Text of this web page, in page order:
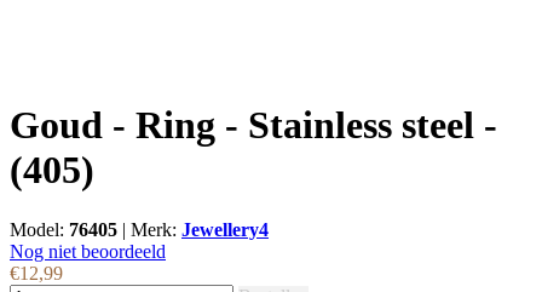
Goud - Ring - Stainless steel -
(405)
Model: 76405 | Merk: Jewellery4
Nog niet beoordeeld
€12,99